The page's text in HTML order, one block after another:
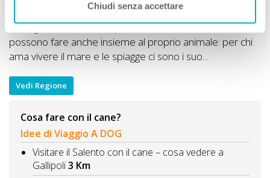
Chiudi senza accettare
La Puglia offre molte opportunità di divertimento che si
possono fare anche insieme al proprio animale: per chi
ama vivere il mare e le spiagge ci sono i suo...
Vedi Regione
Cosa fare con il cane?
Idee di Viaggio A DOG
Visitare il Salento con il cane – cosa vedere a
Gallipoli3 Km